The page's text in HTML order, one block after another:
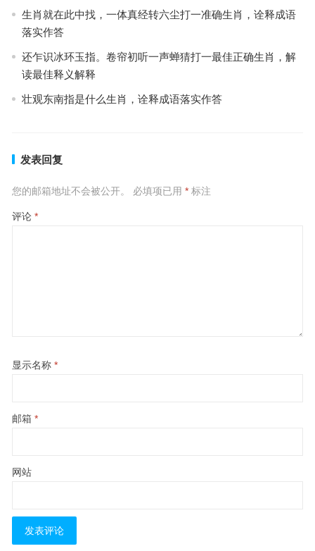
生肖就在此中找，一体真经转六尘打一准确生肖，诠释成语
落实作答
还乍识冰环玉指。卷帘初听一声蝉猜打一最佳正确生肖，解
读最佳释义解释
壮观东南指是什么生肖，诠释成语落实作答
发表回复
您的邮箱地址不会被公开。 必填项已用 *标注
评论 *
显示名称 *
邮箱 *
网站